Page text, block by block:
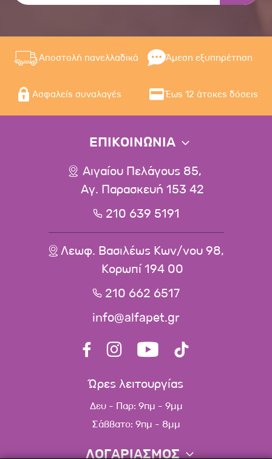
Αποστολή πανελλαδικά Άμεση εξυπηρέτηση
Ασφαλείς συναλαγές Έως 12 άτοκες δόσεις
ΕΠΙΚΟΙΝΩΝΙΑ
Αιγαίου Πελάγους 85,
Αγ. Παρασκευή 153 42
210 639 5191
Λεωφ. Βασιλέως Κων/νου 98,
Κορωπί 194 00
210 662 6517
info@alfapet.gr
Ώρες λειτουργίας
Δευ - Παρ: 9πμ - 9μμ
Σάββατο: 9πμ - 8μμ
ΛΟΓΑΡΙΑΣΜΟΣ